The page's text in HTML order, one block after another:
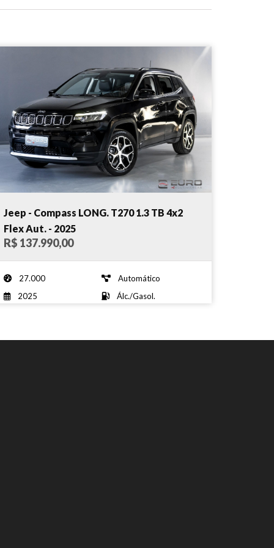
Jeep - Compass LONG. T270 1.3 TB 4x2
Flex Aut. - 2025
R$ 137.990,00
27.000
Automático
2025
Álc./Gasol.